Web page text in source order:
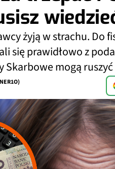
żyją w strachu. Do
się prawidłowo z
Skarbowe mogą ruszyć